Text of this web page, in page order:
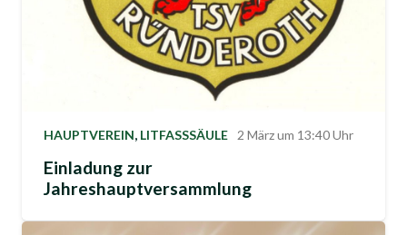
HAUPTVEREIN, LITFASSSÄULE 2 März um 13:40 Uhr
Einladung zur
Jahreshauptversammlung